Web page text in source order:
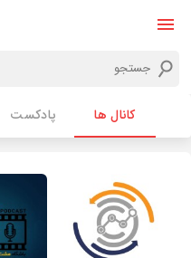
کانال ها پادکست